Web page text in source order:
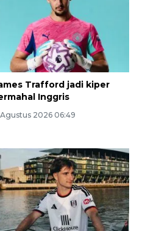
Trafford jadi kiper
Inggris
2026 06:49
haji Indonesia